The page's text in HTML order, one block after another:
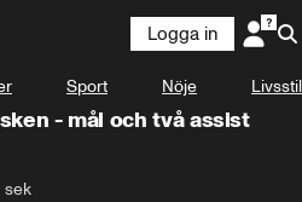
Logga in
Sport Nöje Livsstil
- mål och två assist
sek